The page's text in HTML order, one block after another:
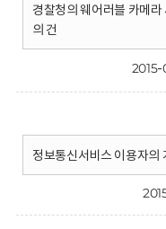
경찰청의 웨어러블 카메
의 건
정보통신서비스 이용자의